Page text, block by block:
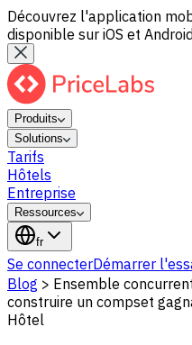
Découvrez l'application
disponible sur iOS et
Produits
Solutions
Tarifs
Hôtels
Entreprise
Ressources
fr
Se connecterDémarrer
Blog > Ensemble
construire un compset
Hôtel